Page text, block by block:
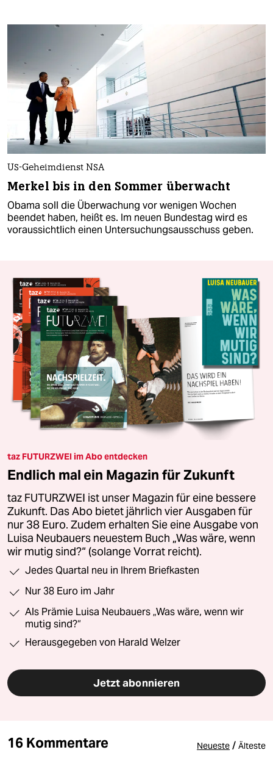
US-Geheimdienst NSA
Merkel bis in den Sommer überwacht
Obama soll die Überwachung vor wenigen Wochen
beendet haben, heißt es. Im neuen Bundestag wird es
voraussichtlich einen Untersuchungsausschuss geben.
taz FUTURZWEI im Abo entdecken
Endlich mal ein Magazin für Zukunft
taz FUTURZWEI ist unser Magazin für eine bessere
Zukunft. Das Abo bietet jährlich vier Ausgaben für
nur 38 Euro. Zudem erhalten Sie eine Ausgabe von
Luisa Neubauers neuestem Buch „Was wäre, wenn
wir mutig sind?“ (solange Vorrat reicht).
Jedes Quartal neu in Ihrem Briefkasten
Nur 38 Euro im Jahr
Als Prämie Luisa Neubauers „Was wäre, wenn wir
mutig sind?“
Herausgegeben von Harald Welzer
Jetzt abonnieren
16 Kommentare Neueste / Älteste